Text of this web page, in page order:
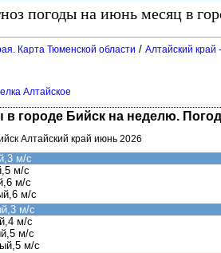
погоды на июнь месяц в
Карта Тюменской области / Алтайский край
Алтайское
в городе Бийск на неделю.
Алтайский край июнь 2026
м/с
м/с
м/с
м/с
м/с
м/с
м/с
м/с